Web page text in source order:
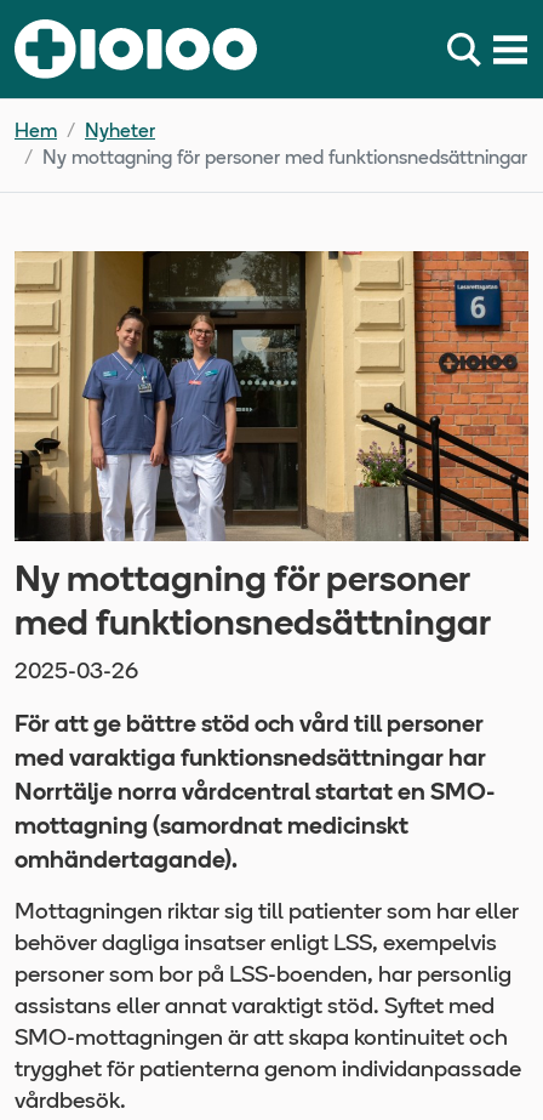
Hem
Nyheter
Ny mottagning för personer med funktionsnedsättningar
Ny mottagning för personer
med funktionsnedsättningar
2025-03-26
För att ge bättre stöd och vård till personer
med varaktiga funktionsnedsättningar har
Norrtälje norra vårdcentral startat en SMO-
mottagning (samordnat medicinskt
omhändertagande).
Mottagningen riktar sig till patienter som har eller
behöver dagliga insatser enligt LSS, exempelvis
personer som bor på LSS-boenden, har personlig
assistans eller annat varaktigt stöd. Syftet med
SMO-mottagningen är att skapa kontinuitet och
trygghet för patienterna genom individanpassade
vårdbesök.